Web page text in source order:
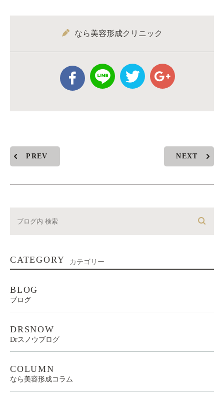
なら美容形成クリニック
PREV NEXT
CATEGORY カテゴリー
BLOG
ブログ
DRSNOW
Drスノウブログ
COLUMN
なら美容形成コラム